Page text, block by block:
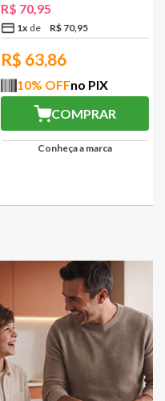
R$70,95
1 x R$70,95
R$63,86
10% OFFno PIX
COMPRAR
Conheça a marca